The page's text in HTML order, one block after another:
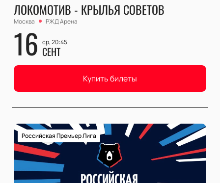
ЛОКОМОТИВ - КРЫЛЬЯ СОВЕТОВ
Москва РЖД Арена
16 ср, 20:45
СЕНТ
Купить билеты
Российская Премьер Лига